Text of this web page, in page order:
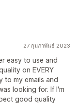
27 กุมภาพันธ์ 2023
easy to use and
on EVERY
to my emails and
looking for. If I'm
good quality